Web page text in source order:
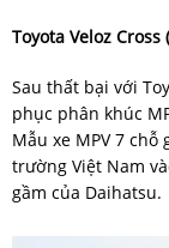
Toyota Veloz
Sau thất bại với
phục phân khúc
Mẫu xe MPV 7
trường Việt Nam
gầm của Daihatsu.